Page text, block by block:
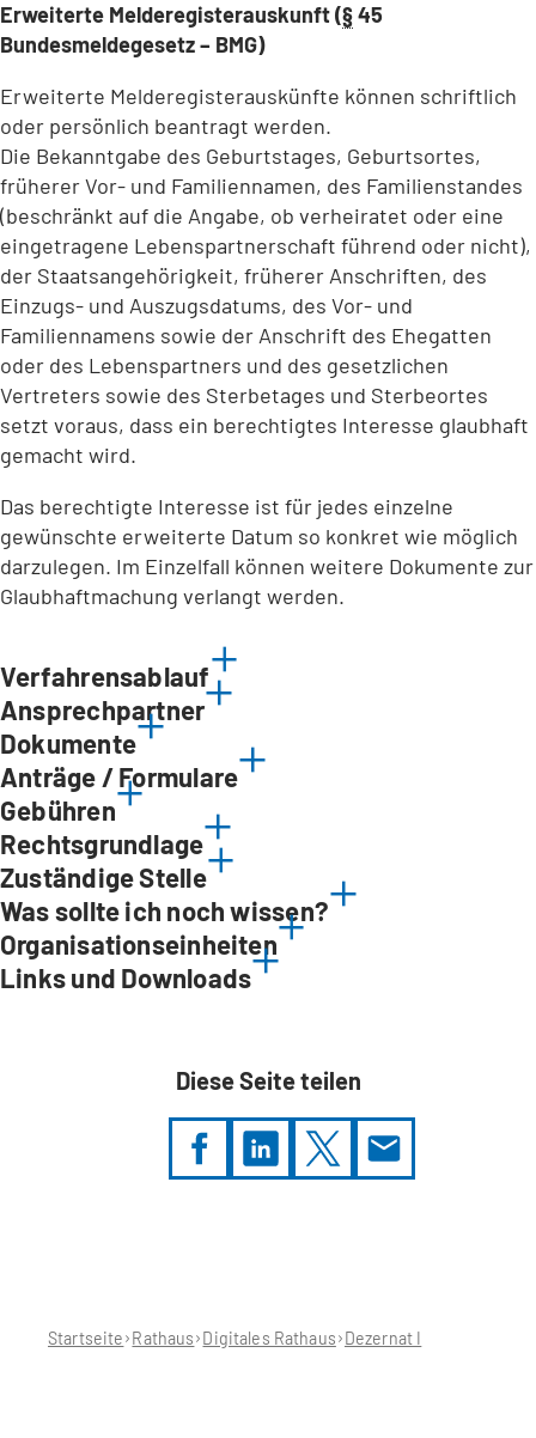
Erweiterte Melderegisterauskunft (§45
Bundesmeldegesetz – BMG)
Erweiterte Melderegisterauskünfte können schriftlich
oder persönlich beantragt werden.
Die Bekanntgabe des Geburtstages, Geburtsortes,
früherer Vor- und Familiennamen, des Familienstandes
(beschränkt auf die Angabe, ob verheiratet oder eine
eingetragene Lebenspartnerschaft führend oder nicht),
der Staatsangehörigkeit, früherer Anschriften, des
Einzugs- und Auszugsdatums, des Vor- und
Familiennamens sowie der Anschrift des Ehegatten
oder des Lebenspartners und des gesetzlichen
Vertreters sowie des Sterbetages und Sterbeortes
setzt voraus, dass ein berechtigtes Interesse glaubhaft
gemacht wird.
Das berechtigte Interesse ist für jedes einzelne
gewünschte erweiterte Datum so konkret wie möglich
darzulegen. Im Einzelfall können weitere Dokumente zur
Glaubhaftmachung verlangt werden.
Verfahrensablauf
Ansprechpartner
Dokumente
Anträge / Formulare
Gebühren
Rechtsgrundlage
Zuständige Stelle
Was sollte ich noch wissen?
Organisationseinheiten
Links und Downloads
Diese Seite teilen
Startseite Rathaus Digitales Rathaus Dezernat I